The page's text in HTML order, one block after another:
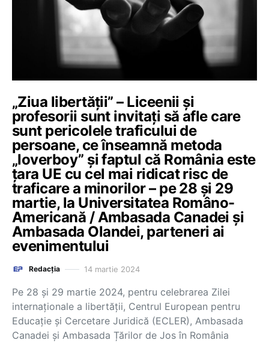
„Ziua libertății” – Liceenii și
profesorii sunt invitați să afle care
sunt pericolele traficului de
persoane, ce înseamnă metoda
„loverboy” și faptul că România este
țara UE cu cel mai ridicat risc de
traficare a minorilor – pe 28 și 29
martie, la Universitatea Româno-
Americană / Ambasada Canadei și
Ambasada Olandei, parteneri ai
evenimentului
Redacția 14 martie 2024
Pe 28 și 29 martie 2024, pentru celebrarea Zilei
internaționale a libertății, Centrul European pentru
Educație și Cercetare Juridică (ECLER), Ambasada
Canadei și Ambasada Țărilor de Jos în România